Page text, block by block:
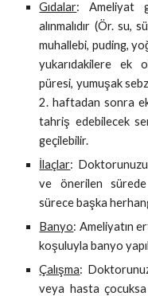
Gıdalar: Ameliyat
alınmalıdır (Ör. su,
muhallebi, puding,
yukarıdakilere ek
püresi, yumuşak
2. haftadan sonra
tahriş edebilecek
geçilebilir.
İlaçlar:
ve önerilen
sürece başka
Banyo: Ameliyatın
koşuluyla banyo
Çalışma:
veya hasta